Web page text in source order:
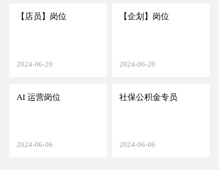
【店员】岗位
2024-06-20
【企划】岗位
2024-06-20
AI 运营岗位
2024-06-06
社保公积金专员
2024-06-06